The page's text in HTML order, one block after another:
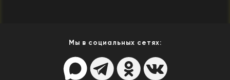
Мы в социальных сетях: